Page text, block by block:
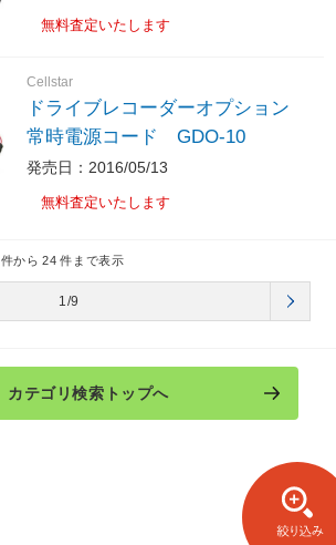
無料査定いたします
Cellstar
ドライブレコーダーオプション
常時電源コード GDO-10
発売日：2016/05/13
無料査定いたします
件から 24 件まで表示
1/9
カテゴリ検索トップへ